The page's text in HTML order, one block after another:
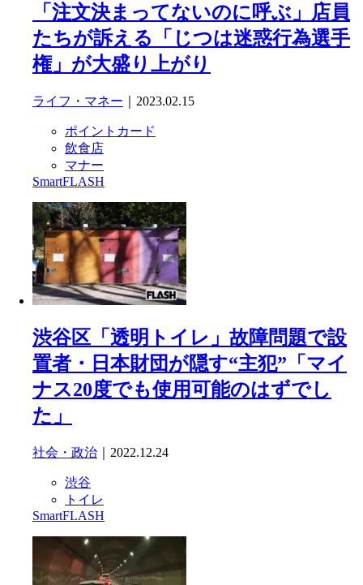
「注文決まってないのに呼ぶ」店員
たちが訴える「じつは迷惑行為選手
権」が大盛り上がり
ライフ・マネー ｜2023.02.15
ポイントカード
飲食店
マナー
SmartFLASH
渋谷区「透明トイレ」故障問題で設
置者・日本財団が隠す“主犯”「マイ
ナス20度でも使用可能のはずでし
た」
社会・政治 ｜2022.12.24
渋谷
トイレ
SmartFLASH